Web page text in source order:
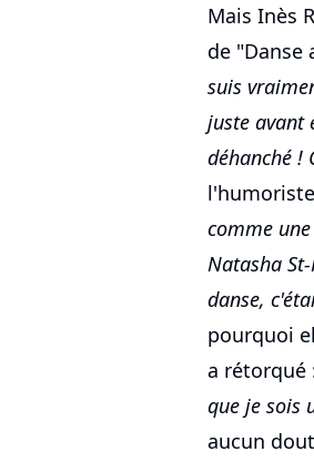
Mais Inès
de "Danse
suis
juste avant
déhanché !
comme
Natasha
danse,
pourquoi
a rétorqué
que je sois
aucun